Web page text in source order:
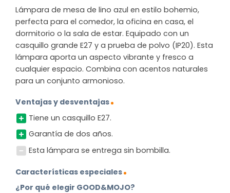
Lámpara de mesa de lino azul en estilo bohemio,
perfecta para el comedor, la oficina en casa, el
dormitorio o la sala de estar. Equipado con un
casquillo grande E27 y a prueba de polvo (IP20). Esta
lámpara aporta un aspecto vibrante y fresco a
cualquier espacio. Combina con acentos naturales
para un conjunto armonioso.
Ventajas y desventajas
Tiene un casquillo E27.
Garantía de dos años.
Esta lámpara se entrega sin bombilla.
Características especiales
¿Por qué elegir GOOD&MOJO?